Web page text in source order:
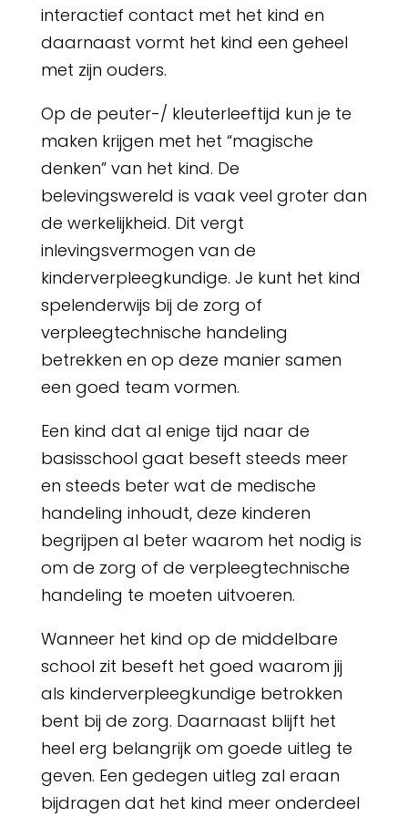
interactief contact met het kind en
daarnaast vormt het kind een geheel
met zijn ouders.
Op de peuter-/ kleuterleeftijd kun je te
maken krijgen met het “magische
denken” van het kind. De
belevingswereld is vaak veel groter dan
de werkelijkheid. Dit vergt
inlevingsvermogen van de
kinderverpleegkundige. Je kunt het kind
spelenderwijs bij de zorg of
verpleegtechnische handeling
betrekken en op deze manier samen
een goed team vormen.
Een kind dat al enige tijd naar de
basisschool gaat beseft steeds meer
en steeds beter wat de medische
handeling inhoudt, deze kinderen
begrijpen al beter waarom het nodig is
om de zorg of de verpleegtechnische
handeling te moeten uitvoeren.
Wanneer het kind op de middelbare
school zit beseft het goed waarom jij
als kinderverpleegkundige betrokken
bent bij de zorg. Daarnaast blijft het
heel erg belangrijk om goede uitleg te
geven. Een gedegen uitleg zal eraan
bijdragen dat het kind meer onderdeel